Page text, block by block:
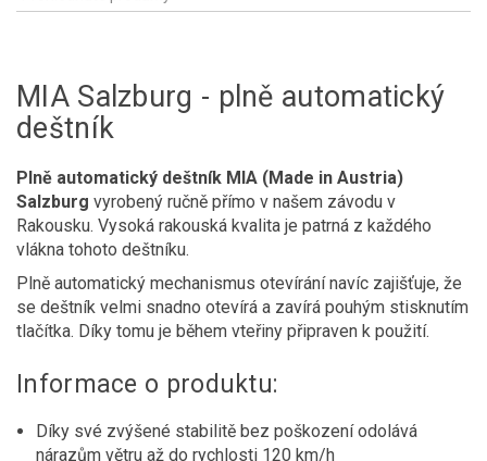
MIA Salzburg - plně automatický
deštník
Plně automatický deštník MIA (Made in Austria)
Salzburg vyrobený ručně přímo v našem závodu v
Rakousku. Vysoká rakouská kvalita je patrná z každého
vlákna tohoto deštníku.
Plně automatický mechanismus otevírání navíc zajišťuje, že
se deštník velmi snadno otevírá a zavírá pouhým stisknutím
tlačítka. Díky tomu je během vteřiny připraven k použití.
Informace o produktu:
Díky své zvýšené stabilitě bez poškození odolává
nárazům větru až do rychlosti 120 km/h